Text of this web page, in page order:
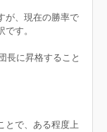
が、現在の勝率で
す。
長に昇格すること
とで、ある程度上